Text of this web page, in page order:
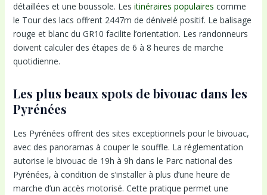
détaillées et une boussole. Les itinéraires populaires comme
le Tour des lacs offrent 2447m de dénivelé positif. Le balisage
rouge et blanc du GR10 facilite l’orientation. Les randonneurs
doivent calculer des étapes de 6 à 8 heures de marche
quotidienne.
Les plus beaux spots de bivouac dans les
Pyrénées
Les Pyrénées offrent des sites exceptionnels pour le bivouac,
avec des panoramas à couper le souffle. La réglementation
autorise le bivouac de 19h à 9h dans le Parc national des
Pyrénées, à condition de s’installer à plus d’une heure de
marche d’un accès motorisé. Cette pratique permet une